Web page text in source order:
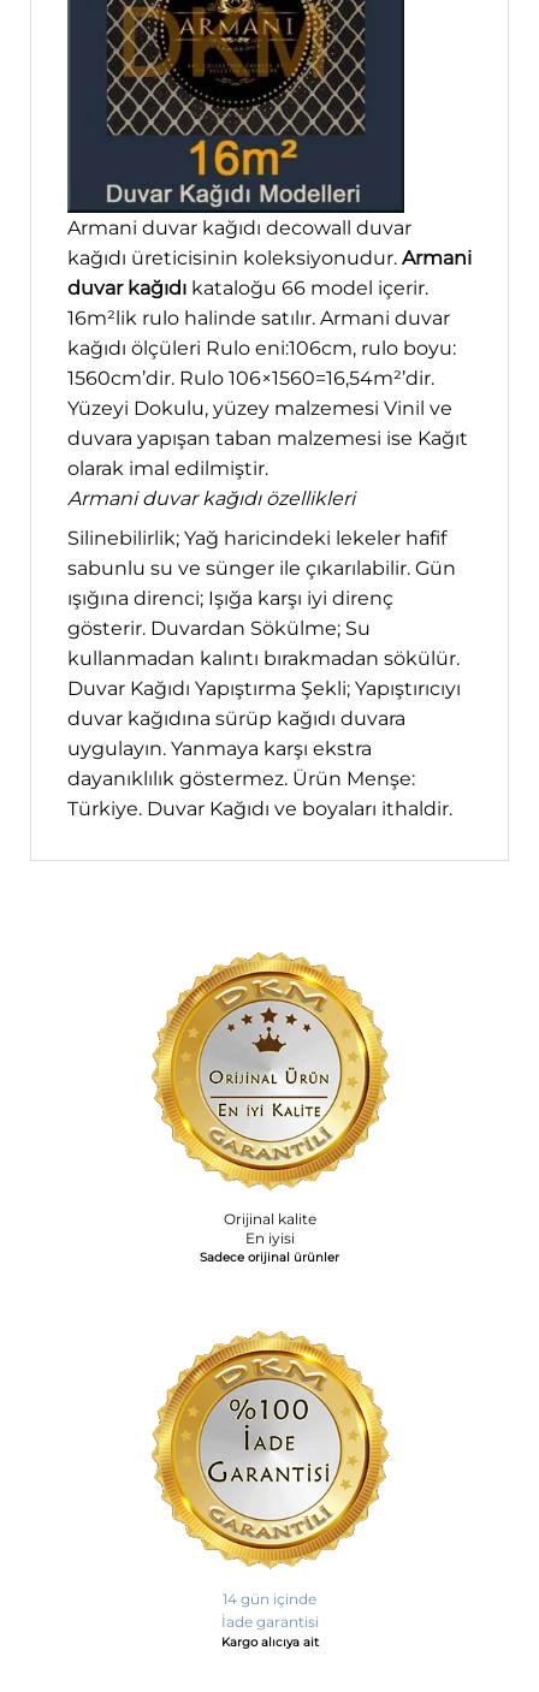
Armani duvar kağıdı decowall duvar
kağıdı üreticisinin koleksiyonudur. Armani
duvar kağıdı kataloğu 66 model içerir.
16m²lik rulo halinde satılır. Armani duvar
kağıdı ölçüleri Rulo eni:106cm, rulo boyu:
1560cm’dir. Rulo 106×1560=16,54m²’dir.
Yüzeyi Dokulu, yüzey malzemesi Vinil ve
duvara yapışan taban malzemesi ise Kağıt
olarak imal edilmiştir.
Armani duvar kağıdı özellikleri
Silinebilirlik; Yağ haricindeki lekeler hafif
sabunlu su ve sünger ile çıkarılabilir. Gün
ışığına direnci; Işığa karşı iyi direnç
gösterir. Duvardan Sökülme; Su
kullanmadan kalıntı bırakmadan sökülür.
Duvar Kağıdı Yapıştırma Şekli; Yapıştırıcıyı
duvar kağıdına sürüp kağıdı duvara
uygulayın. Yanmaya karşı ekstra
dayanıklılık göstermez. Ürün Menşe:
Türkiye. Duvar Kağıdı ve boyaları ithaldir.
Orijinal kalite
En iyisi
Sadece orijinal ürünler
14 gün içinde
İade garantisi
Kargo alıcıya ait